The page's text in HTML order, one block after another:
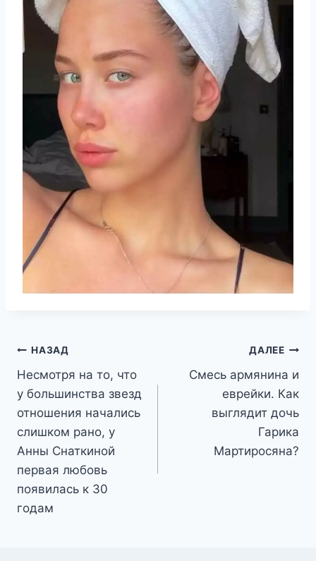
Навигация
по
записям
НАЗАД
Несмотря на то, что
у большинства звезд
отношения начались
слишком рано, у
Анны Снаткиной
первая любовь
появилась к 30
годам
ДАЛЕЕ
Смесь армянина и
еврейки. Как
выглядит дочь
Гарика
Мартиросяна?